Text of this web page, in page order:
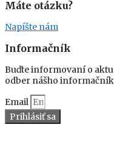
Máte otázku?
Napíšte nám
Informačník
Buďte informovaní o
odber nášho
Email
Prihlásiť sa